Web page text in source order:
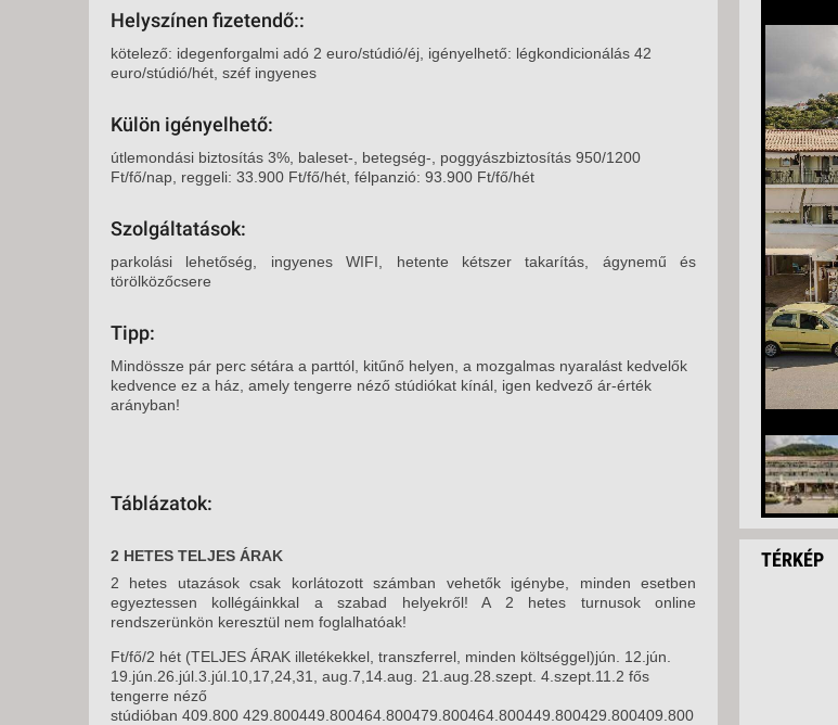
Helyszínen fizetendő::
kötelező: idegenforgalmi adó 2 euro/stúdió/éj, igényelhető: légkondicionálás 42
euro/stúdió/hét, széf ingyenes
Külön igényelhető:
útlemondási biztosítás 3%, baleset-, betegség-, poggyászbiztosítás 950/1200
Ft/fő/nap, reggeli: 33.900 Ft/fő/hét, félpanzió: 93.900 Ft/fő/hét
Szolgáltatások:
parkolási lehetőség, ingyenes WIFI, hetente kétszer takarítás, ágynemű és
törölközőcsere
Tipp:
Mindössze pár perc sétára a parttól, kitűnő helyen, a mozgalmas nyaralást kedvelők
kedvence ez a ház, amely tengerre néző stúdiókat kínál, igen kedvező ár-érték
arányban!
Táblázatok:
2 HETES TELJES ÁRAK
2 hetes utazások csak korlátozott számban vehetők igénybe, minden esetben
egyeztessen kollégáinkkal a szabad helyekről! A 2 hetes turnusok online
rendszerünkön keresztül nem foglalhatóak!
Ft/fő/2 hét (TELJES ÁRAK illetékekkel, transzferrel, minden költséggel)jún. 12.jún.
19.jún.26.júl.3.júl.10,17,24,31, aug.7,14.aug. 21.aug.28.szept. 4.szept.11.2 fős
tengerre néző
stúdióban 409.800 429.800449.800464.800479.800464.800449.800429.800409.800
TÉRKÉP